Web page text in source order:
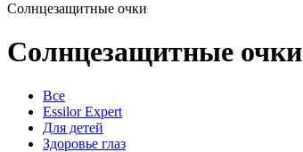
Солнцезащитные очки
Солнцезащитные очки
Все
Essilor Expert
Для детей
Здоровье глаз